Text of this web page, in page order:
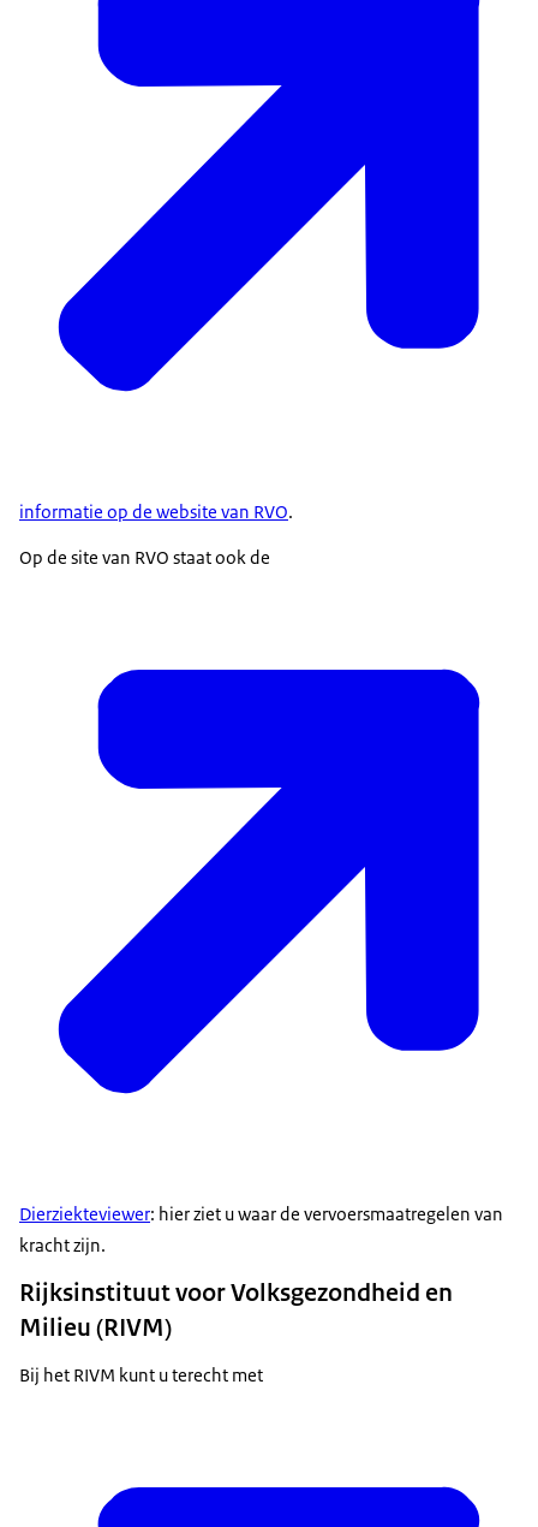
informatie op de website van RVO.
Op de site van RVO staat ook de
Dierziekteviewer: hier ziet u waar de vervoersmaatregelen van
kracht zijn.
Rijksinstituut voor Volksgezondheid en
Milieu (RIVM)
Bij het RIVM kunt u terecht met